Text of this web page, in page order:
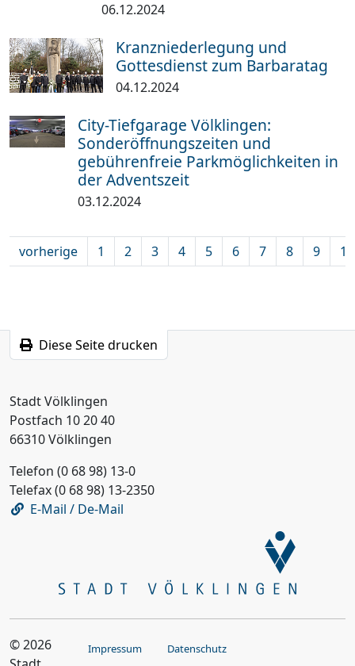
06.12.2024
Kranzniederlegung und
Gottesdienst zum Barbaratag
04.12.2024
City-Tiefgarage Völklingen:
Sonderöffnungszeiten und
gebührenfreie Parkmöglichkeiten in
der Adventszeit
03.12.2024
vorherige 1 2 3 4 5 6 7 8 9 10
Diese Seite drucken
Stadt Völklingen
Postfach 10 20 40
66310 Völklingen
Telefon (0 68 98) 13-0
Telefax (0 68 98) 13-2350
E-Mail / De-Mail
© 2026
Impressum Datenschutz